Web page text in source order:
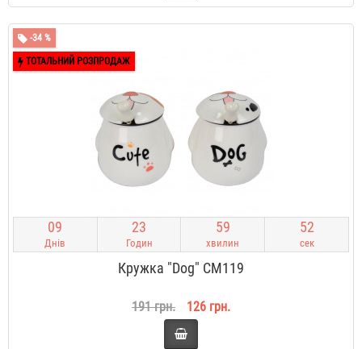
-34 %
ТОТАЛЬНИЙ РОЗПРОДАЖ
09
Днів
23
Годин
59
хвилин
51
сек
Кружка "Dog" CM119
191 грн. 126 грн.